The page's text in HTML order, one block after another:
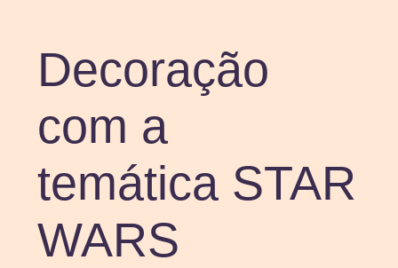
Decoração
com a
temática STAR
WARS